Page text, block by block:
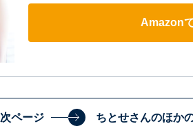
Amazon
次ページ ちとせさんのほか